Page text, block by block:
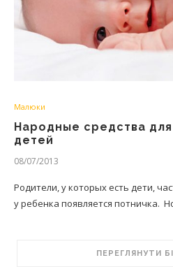
Малюки
Народные средства
детей
08/07/2013
Родители, у которых есть дети,
у ребенка появляется потничка.
ПЕРЕГЛЯНУТИ